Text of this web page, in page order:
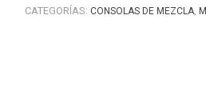
CATEGORÍAS: CONSOLAS DE MEZCLA,